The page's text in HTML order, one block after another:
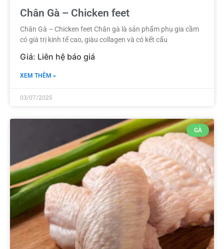
Chân Gà – Chicken feet
Chân Gà – Chicken feet Chân gà là sản phẩm phụ gia cầm
có giá trị kinh tế cao, giàu collagen và có kết cấu
XEM THÊM »
03/07/2025
GÀ